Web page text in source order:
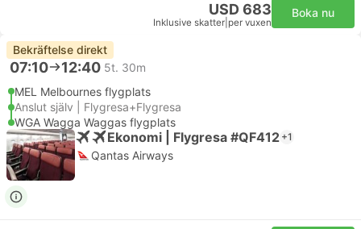
USD 683
Inklusive skatter per vuxen
Boka nu
Bekräftelse direkt
07:10 12:40 5t. 30m
MEL Melbournes flygplats
Anslut själv | Flygresa+Flygresa
WGA Wagga Waggas flygplats
Ekonomi | Flygresa #QF412 +1
Qantas Airways